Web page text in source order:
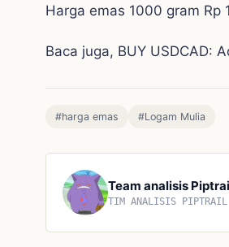
Harga emas 1000 gram Rp
Baca juga, BUY USDCAD:
#harga emas #Logam Mulia
Team analisis
TIM ANALISIS PIPTRAIL